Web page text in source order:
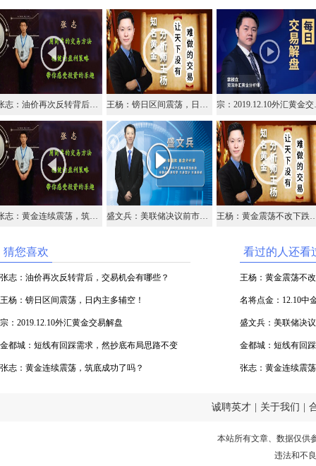
张志：油价再次反转背后，交易机会有哪些？ 王杨：镑日区间震荡，日内主多辅空！ 宗：
张志：黄金连续震荡，筑底成功了吗？ 盛文兵：美联储决议前市场谨慎，美元97.8区域空 王杨：黄金震荡不改下跌
猜您喜欢
张志：油价再次反转背后，交易机会有哪些？
王杨：镑日区间震荡，日内主多辅空！
宗：2019.12.10外汇黄金交易解盘
金都城：短线有回踩需求，然抄底布局思路不变
张志：黄金连续震荡，筑底成功了吗？
看过的人还看
王杨：黄金震荡不
名将点金：12.10中
盛文兵：美联储决
金都城：短线有回
张志：黄金连续震
诚聘英才 关于我们
本站所有文章、数据仅供
违法和不